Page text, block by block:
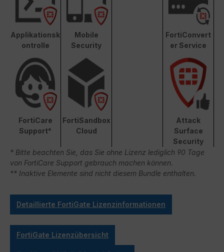
Applikationsk
ontrolle
Mobile
Security
FortiConvert
er Service
FortiCare
Support*
FortiSandbox
Cloud
Attack
Surface
Security
* Bitte beachten Sie, das Sie ohne Lizenz lediglich 90 Tage
von FortiCare Support gebrauch machen können.
** Inaktive Elemente sind nicht diesem Bundle enthalten.
Detaillierte FortiGate Lizenzinformationen
FortiGate Lizenzübersicht